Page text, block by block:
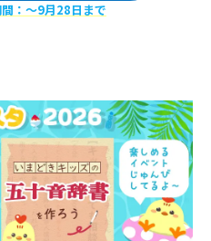
：〜9月28日まで